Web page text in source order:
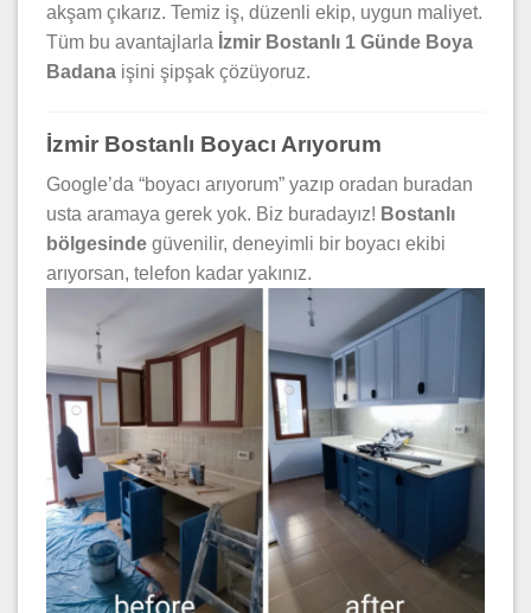
akşam çıkarız. Temiz iş, düzenli ekip, uygun maliyet.
Tüm bu avantajlarla İzmir Bostanlı 1 Günde Boya
Badana işini şipşak çözüyoruz.
İzmir Bostanlı Boyacı Arıyorum
Google’da “boyacı arıyorum” yazıp oradan buradan
usta aramaya gerek yok. Biz buradayız! Bostanlı
bölgesinde güvenilir, deneyimli bir boyacı ekibi
arıyorsan, telefon kadar yakınız.